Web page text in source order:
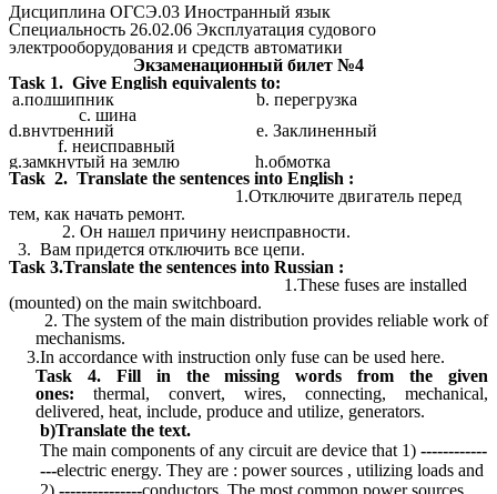
Дисциплина ОГСЭ.03 Иностранный язык
Специальность 26.02.06 Эксплуатация судового
электрооборудования и средств автоматики
Экзаменационный билет №4
Task 1. Give English equivalents to:
a.подшипник b. перегрузка
c. шина
d.внутренний e. Заклиненный
f. неисправный
g.замкнутый на землю h.обмотка
Task 2. Translate the sentences into English :
1.Отключите двигатель перед
тем, как начать ремонт.
2. Он нашел причину неисправности.
3. Вам придется отключить все цепи.
Task 3.Translate the sentences into Russian :
1.These fuses are installed
(mounted) on the main switchboard.
2. The system of the main distribution provides reliable work of
mechanisms.
3.In accordance with instruction only fuse can be used here.
Task 4. Fill in the missing words from the given
ones: thermal, convert, wires, connecting, mechanical,
delivered, heat, include, produce and utilize, generators.
b)Translate the text.
The main components of any circuit are device that 1)------------
---electric energy. They are : power sources , utilizing loads and
2)---------------conductors. The most common power sources